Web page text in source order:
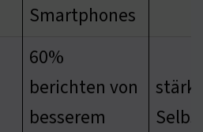
Smartphones
60%
berichten von
besserem
stärkt